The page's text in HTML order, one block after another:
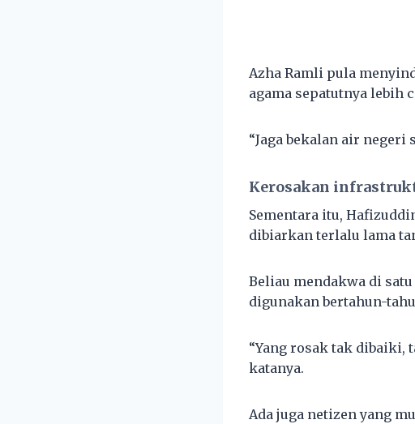
Azha Ramli pula
agama sepatutnya lebih
“Jaga bekalan air
Kerosakan
Sementara itu,
dibiarkan terlalu lama
Beliau mendakwa di
digunakan bertahun-
“Yang rosak tak dibaiki,
katanya.
Ada juga netizen yang